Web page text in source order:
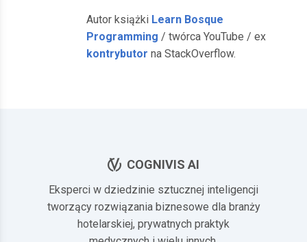
Autor książki Learn Bosque
Programming / twórca YouTube / ex
kontrybutor na StackOverflow.
COGNIVIS AI
Eksperci w dziedzinie sztucznej inteligencji
tworzący rozwiązania biznesowe dla branży
hotelarskiej, prywatnych praktyk